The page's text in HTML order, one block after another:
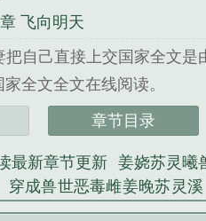
飞向明天
自己直接上交国家全文
全文全文在线阅读。
小说 网址：
把自己直接上交国家全文
章节目录
最新章节更新 姜娆苏灵曦
穿成兽世恶毒雌姜晚苏灵溪
团宠完整版 主角沈从妩谢